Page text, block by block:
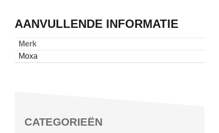
AANVULLENDE INFORMATIE
Merk
Moxa
CATEGORIEËN